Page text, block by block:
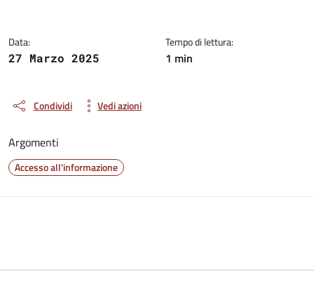
Data:
27 Marzo 2025
Tempo di lettura:
1 min
Condividi Vedi azioni
Argomenti
Accesso all'informazione